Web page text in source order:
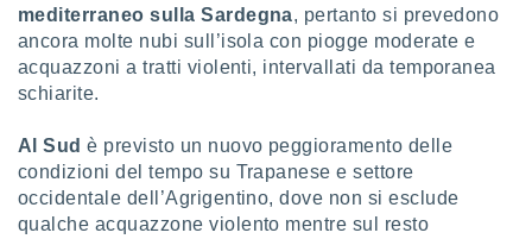
mediterraneo sulla Sardegna, pertanto si prevedono
ancora molte nubi sull’isola con piogge moderate e
acquazzoni a tratti violenti, intervallati da temporanea
schiarite.
Al Sudè previsto un nuovo peggioramento delle
condizioni del tempo su Trapanese e settore
occidentale dell’Agrigentino, dove non si esclude
qualche acquazzone violento mentre sul resto